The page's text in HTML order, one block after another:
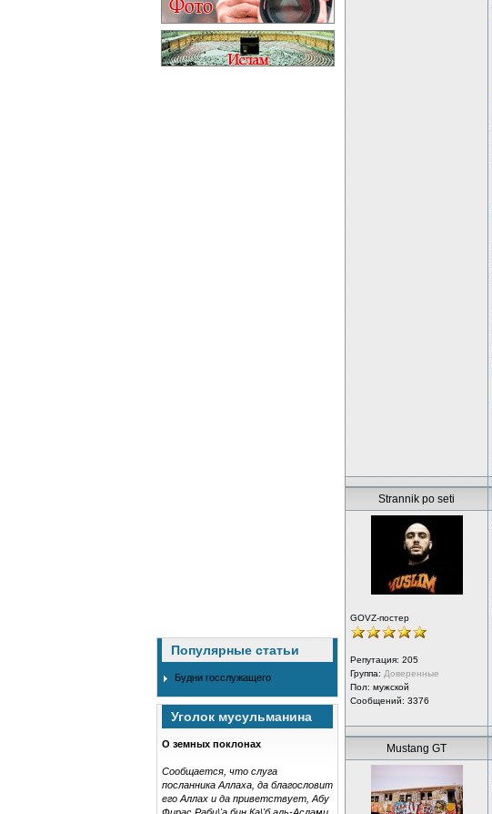
Популярные статьи
Будни госслужащего
Уголок мусульманина
О земных поклонах
Сообщается, что слуга
посланника Аллаха, да благословит
его Аллах и да приветствует, Абу
Фирас Раби\'а бин Ка\'б аль-Аслами,
Strannik po seti
GOVZ-постер
Репутация: 205
Группа: Доверенные
Пол: мужской
Сообщений: 3376
Mustang GT